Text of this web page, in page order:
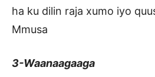
ha ku dilin raja xumo iyo
Mmusa
3-Waanaagaaga